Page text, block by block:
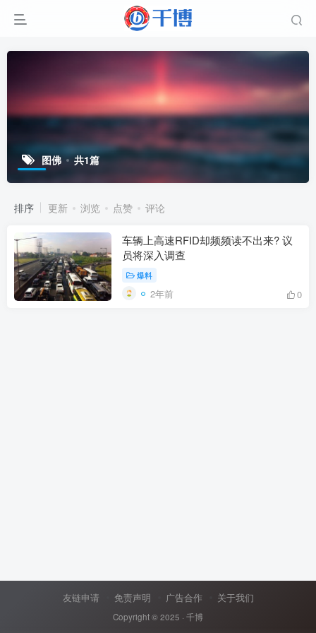
图佛 共1篇
排序 更新 浏览 点赞 评论
车辆上高速RFID却频频读不出来? 议
员将深入调查
爆料
2年前 0
友链申请 免责声明 广告合作 关于我们
Copyright © 2025 · 千博